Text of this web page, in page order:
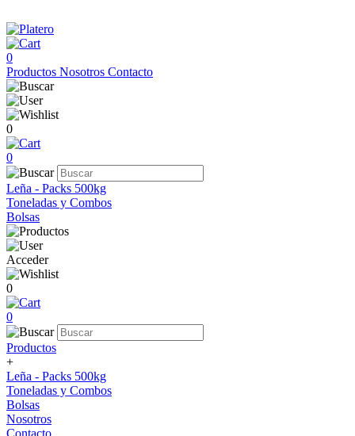
0
Productos Nosotros Contacto
0
0
Leña - Packs 500kg
Toneladas y Combos
Bolsas
Acceder
0
0
Productos
+
Leña - Packs 500kg
Toneladas y Combos
Bolsas
Nosotros
Contacto